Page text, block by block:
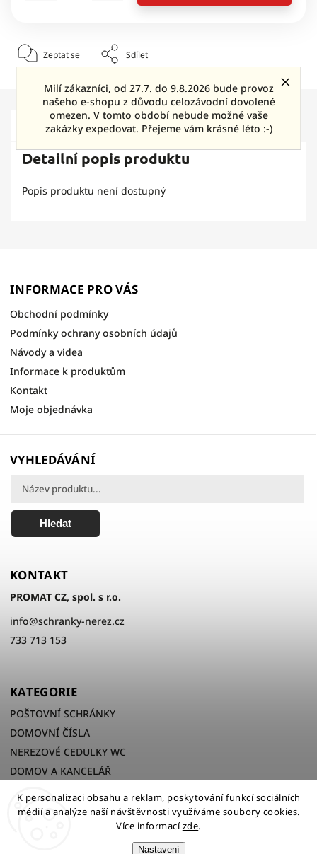
K personalizaci obsahu a reklam, poskytování funkcí sociálních
médií a analýze naší návštěvnosti využíváme soubory cookies.
Více informacízde.
Nastavení
Milí zákazníci, od 27.7. do 9.8.2026 bude provoz
našeho e-shopu z důvodu celozávodní dovolené
omezen. V tomto období nebude možné vaše
zakázky expedovat. Přejeme vám krásné léto :-)
Zeptat se Sdílet
Popis Diskuze
Detailní popis produktu
Popis produktu není dostupný
INFORMACE PRO VÁS
Obchodní podmínky
Podmínky ochrany osobních údajů
Návody a videa
Informace k produktům
Kontakt
Moje objednávka
VYHLEDÁVÁNÍ
Hledat
KONTAKT
PROMAT CZ, spol. s r.o.
info@schranky-nerez.cz
733 713 153
KATEGORIE
POŠTOVNÍ SCHRÁNKY
DOMOVNÍ ČÍSLA
NEREZOVÉ CEDULKY WC
DOMOV A KANCELÁŘ
PROMAT CZ, spol. s r.o.
vyhrazena.